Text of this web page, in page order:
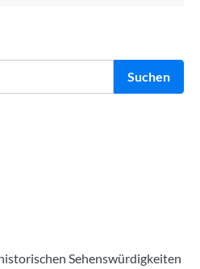
Suchen
Sehenswürdigkeiten